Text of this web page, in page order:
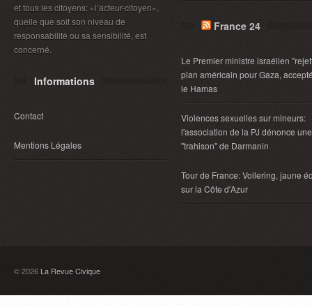
et tous les citoyens: «l’acteur-citoyen»,
quelle que soit son niveau de
responsabilité ou sa sensibilité, est
concerné.
Informations
Contact
Mentions Légales
France 24
Le Premier ministre israélien
plan américain pour Gaza,
le Hamas
Violences sexuelles sur mineurs:
l'association de la PJ dénonce une
"trahison" de Darmanin
Tour de France: Vollering, jaune
sur la Côte d'Azur
© 2026 La Revue Civique